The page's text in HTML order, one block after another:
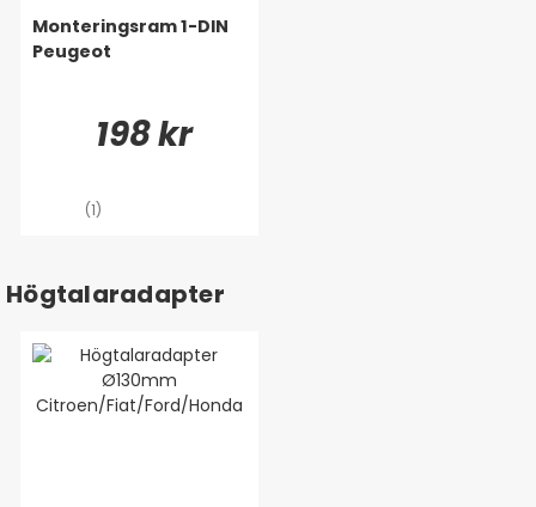
Monteringsram 1-DIN
Peugeot
198 kr
(1)
Högtalaradapter